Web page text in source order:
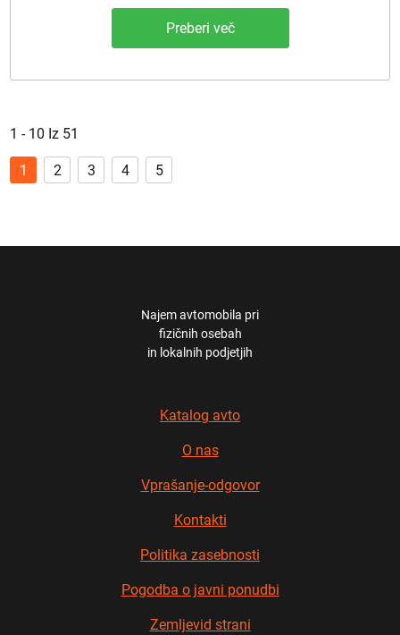
Preberi več
1 - 10 Iz 51
1 2 3 4 5
Najem avtomobila pri
fizičnih osebah
in lokalnih podjetjih
Katalog avto
O nas
Vprašanje-odgovor
Kontakti
Politika zasebnosti
Pogodba o javni ponudbi
Zemljevid strani